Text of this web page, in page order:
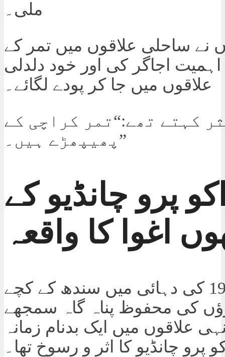
ملی۔
نے ساحلی علاقوں میں تمر کے
اجاگر کی اور خود دلدلی
علاقوں میں جا کر پودے لگائے۔
کہتے تھے:“تمر کراچی کے
پھیپھڑے ہیں۔”
پرو چانڈیو کے
اغوا کا واقعہ
سن 1980 کی دہائی میں سندھ کے کچے
کی محفوظ پناہ گاہ سمجھے
علاقوں میں ایک بدنام زمانہ
پرو چانڈیو کا اثر و رسوخ تھا۔